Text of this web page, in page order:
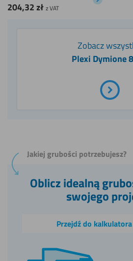
204,32zł z VAT
Zobacz
Plexi Dymione
Jakiej grubości potrzebujesz?
Oblicz idealną
swojego
Przejdź do